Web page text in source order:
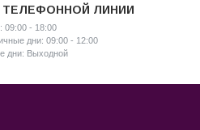
ЛИНИИ
09:00 - 18:00
дни: 09:00 - 12:00
дни: Выходной